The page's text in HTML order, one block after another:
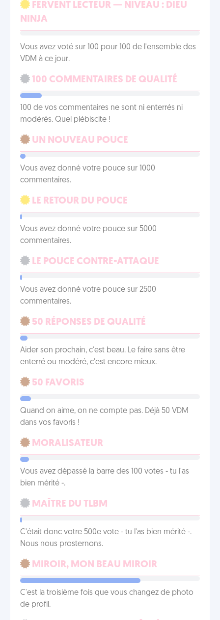
FERVENT LECTEUR — NIVEAU : DIEU
NINJA
Vous avez voté sur 100 pour 100 de l'ensemble des
VDM à ce jour.
100 COMMENTAIRES DE QUALITÉ
100 de vos commentaires ne sont ni enterrés ni
modérés. Quel plébiscite !
UN NOUVEAU POUCE
Vous avez donné votre pouce sur 1000
commentaires.
LE RETOUR DU POUCE
Vous avez donné votre pouce sur 5000
commentaires.
LE POUCE CONTRE-ATTAQUE
Vous avez donné votre pouce sur 2500
commentaires.
50 RÉPONSES DE QUALITÉ
Aider son prochain, c'est beau. Le faire sans être
enterré ou modéré, c'est encore mieux.
50 FAVORIS
Quand on aime, on ne compte pas. Déjà 50 VDM
dans vos favoris !
MORALISATEUR
Vous avez dépassé la barre des 100 votes - tu l'as
bien mérité -.
MAÎTRE DU TLBM
C'était donc votre 500e vote - tu l'as bien mérité -.
Nous nous prosternons.
MIROIR, MON BEAU MIROIR
C'est la troisième fois que vous changez de photo
de profil.